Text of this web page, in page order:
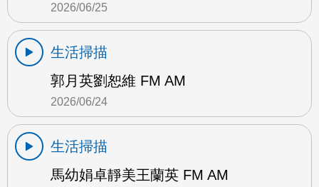
2026/06/25
生活掃描
郭月英劉恕維 FM AM
2026/06/24
生活掃描
馬幼娟卓靜美王蘭英 FM AM